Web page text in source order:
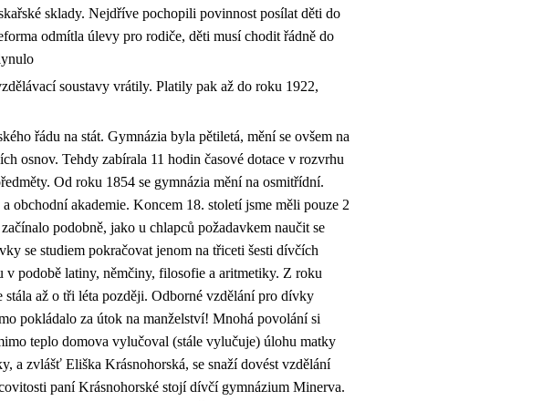
sklady. Nejdříve pochopili povinnost posílat děti do
odmítla úlevy pro rodiče, děti musí chodit řádně do
soustavy vrátily. Platily pak až do roku 1922,
řádu na stát. Gymnázia byla pětiletá, mění se ovšem na
osnov. Tehdy zabírala 11 hodin časové dotace v rozvrhu
Od roku 1854 se gymnázia mění na osmitřídní.
obchodní akademie. Koncem 18. století jsme měli pouze 2
podobně, jako u chlapců požadavkem naučit se
se studiem pokračovat jenom na třiceti šesti dívčích
podobě latiny, němčiny, filosofie a aritmetiky. Z roku
až o tři léta později. Odborné vzdělání pro dívky
pokládalo za útok na manželství! Mnohá povolání si
teplo domova vylučoval (stále vylučuje) úlohu matky
a zvlášť Eliška Krásnohorská, se snaží dovést vzdělání
paní Krásnohorské stojí dívčí gymnázium Minerva.